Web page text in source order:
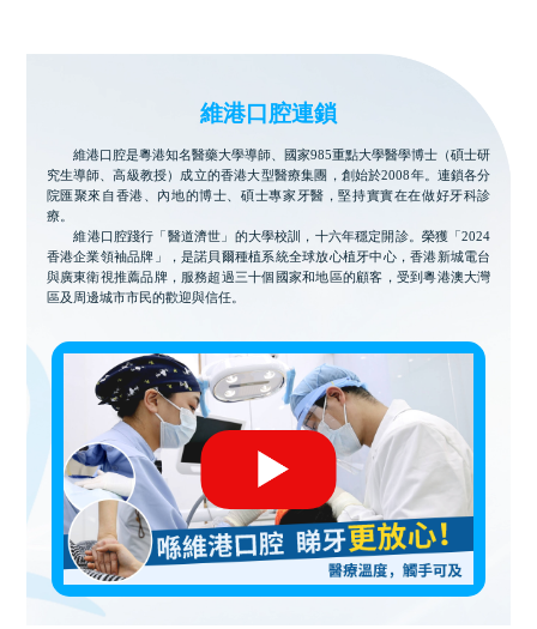
維港口腔連鎖
維港口腔是粵港知名醫藥大學導師、國家985重點大學醫學博士（碩士研
究生導師、高級教授）成立的香港大型醫療集團，創始於2008年。連鎖各分
院匯聚來自香港、內地的博士、碩士專家牙醫，堅持實實在在做好牙科診
療。
維港口腔踐行「醫道濟世」的大學校訓，十六年穩定開診。榮獲「2024
香港企業領袖品牌」，是諾貝爾種植系統全球放心植牙中心，香港新城電台
與廣東衛視推薦品牌，服務超過三十個國家和地區的顧客，受到粵港澳大灣
區及周邊城市市民的歡迎與信任。